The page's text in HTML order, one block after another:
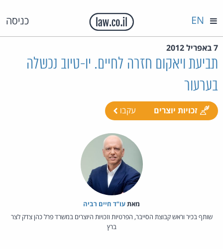
כניסה EN
7 באפריל 2012
תביעת ויאקום חזרה לחיים. יו-טיוב נכשלה
בערעור
זכויות יוצרים עקבו
מאת‏עו"ד חיים רביה
שותף בכיר וראש קבוצת הסייבר, הפרטיות וזכויות היוצרים במשרד פרל כהן צדק לצר
ברץ